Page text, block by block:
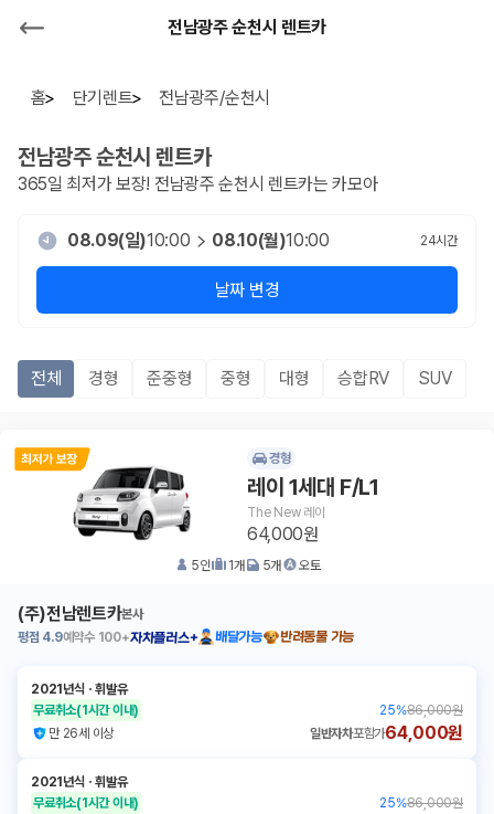
전남광주 순천시 렌트카
홈 단기렌트 전남광주/순천시
전남광주 순천시 렌트카
365일 최저가 보장! 전남광주 순천시 렌트카는 카모아
08.09(일)10:00 08.10(월)10:00 24시간
날짜 변경
전체 경형 준중형 중형 대형 승합RV SUV
경형
레이 1세대 F/L1
The New 레이
64,000원
5인 1개 5개 오토
(주)전남렌트카본사
평점 4.9예약수 100+자차플러스+ 배달가능 반려동물 가능
2021년식 ㆍ휘발유
무료취소(1시간 이내) 25%86,000원
만 26세 이상
일반자차포함가64,000원
2021년식 ㆍ휘발유
무료취소(1시간 이내) 25%86,000원